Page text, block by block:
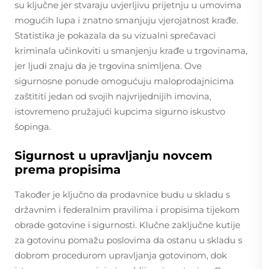
su ključne jer stvaraju uvjerljivu prijetnju u umovima
mogućih lupa i znatno smanjuju vjerojatnost krađe.
Statistika je pokazala da su vizualni sprečavaci
kriminala učinkoviti u smanjenju krađe u trgovinama,
jer ljudi znaju da je trgovina snimljena. Ove
sigurnosne ponude omogućuju maloprodajnicima
zaštititi jedan od svojih najvrijednijih imovina,
istovremeno pružajući kupcima sigurno iskustvo
šopinga.
Sigurnost u upravljanju novcem
prema propisima
Također je ključno da prodavnice budu u skladu s
državnim i federalnim pravilima i propisima tijekom
obrade gotovine i sigurnosti. Klučne zaključne kutije
za gotovinu pomažu poslovima da ostanu u skladu s
dobrom procedurom upravljanja gotovinom, dok